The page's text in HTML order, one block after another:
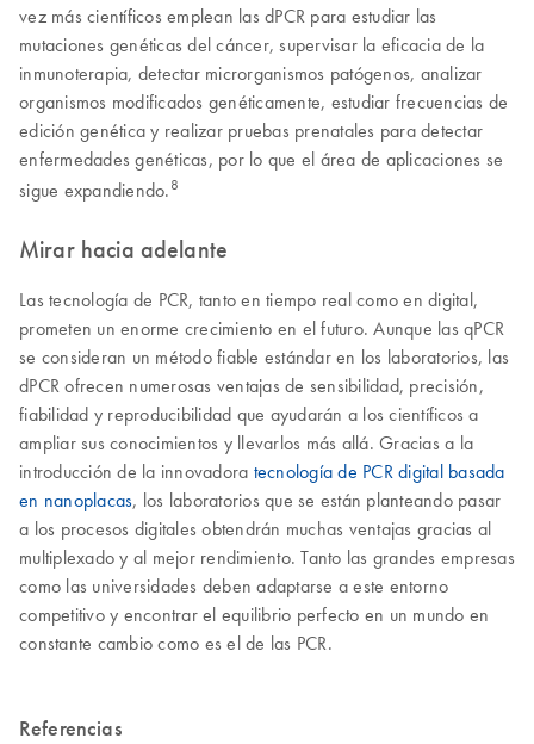
vez más científicos emplean las dPCR para estudiar las
mutaciones genéticas del cáncer, supervisar la eficacia de la
inmunoterapia, detectar microrganismos patógenos, analizar
organismos modificados genéticamente, estudiar frecuencias de
edición genética y realizar pruebas prenatales para detectar
enfermedades genéticas, por lo que el área de aplicaciones se
sigue expandiendo. 8
Mirar hacia adelante
Las tecnología de PCR, tanto en tiempo real como en digital,
prometen un enorme crecimiento en el futuro. Aunque las qPCR
se consideran un método fiable estándar en los laboratorios, las
dPCR ofrecen numerosas ventajas de sensibilidad, precisión,
fiabilidad y reproducibilidad que ayudarán a los científicos a
ampliar sus conocimientos y llevarlos más allá. Gracias a la
introducción de la innovadora tecnología de PCR digital basada
en nanoplacas, los laboratorios que se están planteando pasar
a los procesos digitales obtendrán muchas ventajas gracias al
multiplexado y al mejor rendimiento. Tanto las grandes empresas
como las universidades deben adaptarse a este entorno
competitivo y encontrar el equilibrio perfecto en un mundo en
constante cambio como es el de las PCR.
Referencias